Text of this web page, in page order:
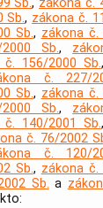
Sb., zákona č.
Sb., zákona č.
Sb., zákona č.
Sb.,
č. 156/2000 Sb.,
č. 227/
Sb., zákona č.
Sb.,
č. 140/2001 Sb.,
č. 76/2002
č. 120/
Sb., zákona č.
Sb. a